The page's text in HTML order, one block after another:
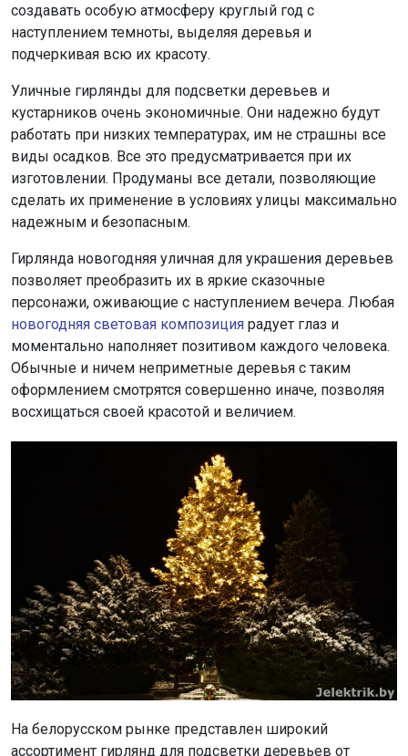
создавать особую атмосферу круглый год с
наступлением темноты, выделяя деревья и
подчеркивая всю их красоту.
Уличные гирлянды для подсветки деревьев и
кустарников очень экономичные. Они надежно будут
работать при низких температурах, им не страшны все
виды осадков. Все это предусматривается при их
изготовлении. Продуманы все детали, позволяющие
сделать их применение в условиях улицы максимально
надежным и безопасным.
Гирлянда новогодняя уличная для украшения деревьев
позволяет преобразить их в яркие сказочные
персонажи, оживающие с наступлением вечера. Любая
новогодняя световая композиция радует глаз и
моментально наполняет позитивом каждого человека.
Обычные и ничем неприметные деревья с таким
оформлением смотрятся совершенно иначе, позволяя
восхищаться своей красотой и величием.
На белорусском рынке представлен широкий
ассортимент гирлянд для подсветки деревьев от